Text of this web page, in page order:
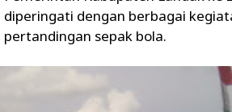
diperingati dengan berbagai
pertandingan sepak bola.